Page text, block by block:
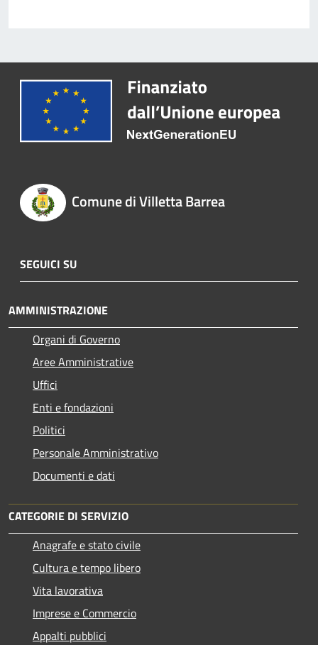
Comune di Villetta Barrea
SEGUICI SU
AMMINISTRAZIONE
Organi di Governo
Aree Amministrative
Uffici
Enti e fondazioni
Politici
Personale Amministrativo
Documenti e dati
CATEGORIE DI SERVIZIO
Anagrafe e stato civile
Cultura e tempo libero
Vita lavorativa
Imprese e Commercio
Appalti pubblici